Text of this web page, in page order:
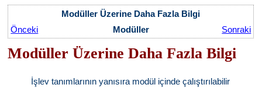
Modüller Üzerine Daha Fazla Bilgi
Önceki
Modüller Sonraki
Modüller Üzerine Daha Fazla Bilgi
İşlev tanımlarının yanısıra modül içinde çalıştırılabilir